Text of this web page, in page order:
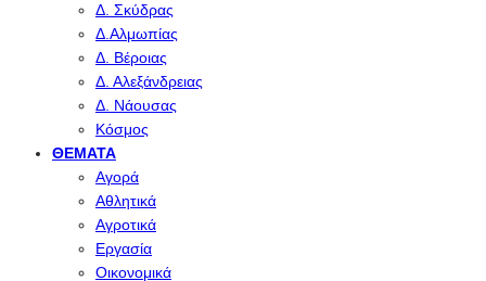
Δ. Σκύδρας
Δ.Αλμωπίας
Δ. Βέροιας
Δ. Αλεξάνδρειας
Δ. Νάουσας
Κόσμος
ΘΈΜΑΤΑ
Αγορά
Αθλητικά
Αγροτικά
Εργασία
Οικονομικά